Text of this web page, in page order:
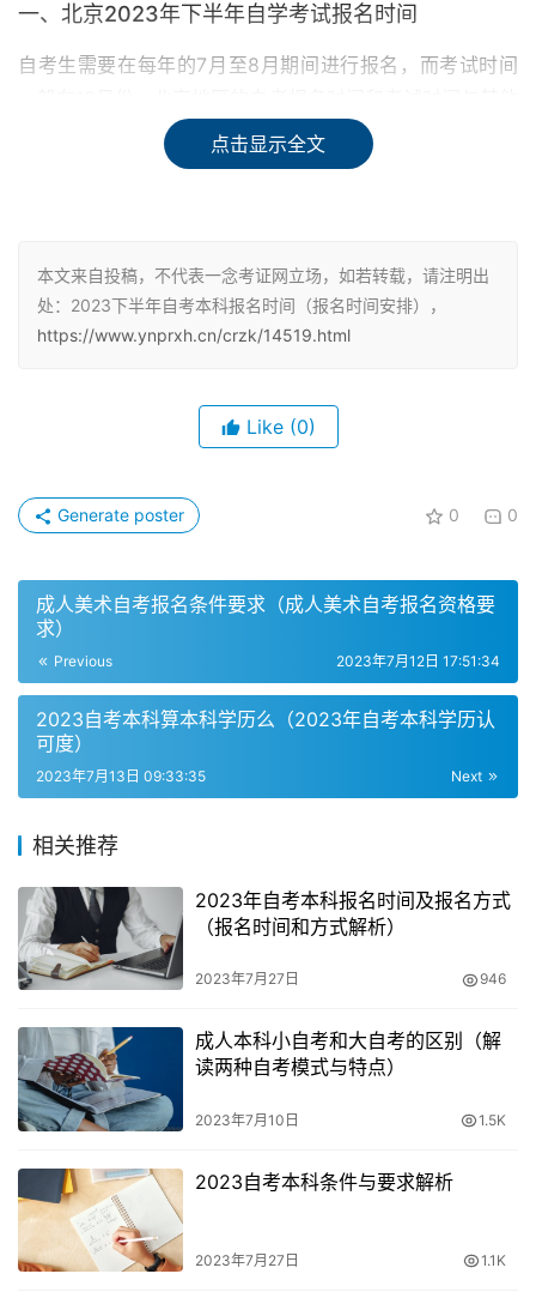
一、北京2023年下半年自学考试报名时间
自考生需要在每年的7月至8月期间进行报名，而考试时间
地区可能会有所不同。考生可以进入北京市教育考试院官方
网站，了解详细的报名和考试时间安排。
1. 报名时间集中在6月份至9月份之间
2023年下半年自考本科报名时间将主要集中在6月份至9月
要提前准备好相关材料，并按照规定的时间进行线上或线下
2. 考试时间确定为10月28日
展示自己学习成果的重要时刻。考试科目和考试形式将根据
不同的专业而有所不同，考生需要提前查阅考试大纲，制定
合理的备考计划。
3. 不同地区注册报考时间不同
各个省份的自考本科报名时间和考试时间可能会有所不同。
官方通知，以确保不会错过报名的截止日期。
4. 报名渠道和方式
考生可以进入各省教育考试院官方网站，找到高等教育自学
考试报名入口进行填报。此外，一些地区还提供线下报名的
方式，考生可以前往当地教育考试院进行报名。
三、自考本科报名流程
考生在报名前需要准备好相关材料，包括身份证、学历证
书、学位证书（如有）、照片等。确保这些材料的准确性和
完整性，以免影响报名流程。
点击显示全文
本文来自投稿，不代表一念考证网立场，如若转载，请注明出
处：2023下半年自考本科报名时间（报名时间安排），
https://www.ynprxh.cn/crzk/14519.html
Like (0)
0 0
Generate poster
成人美术自考报名条件要求（成人美术自考报名资格要
求）
Previous 2023年7月12日 17:51:34
2023自考本科算本科学历么（2023年自考本科学历认
可度）
Next
2023年7月13日 09:33:35
相关推荐
2023年自考本科报名时间及报名方式
（报名时间和方式解析）
2023年7月27日 946
成人本科小自考和大自考的区别（解
读两种自考模式与特点）
2023年7月10日 1.5K
2023自考本科条件与要求解析
2023年7月27日 1.1K